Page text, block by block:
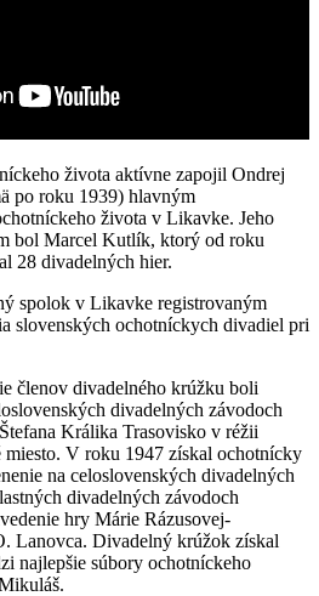
života aktívne zapojil Ondrej
po roku 1939) hlavným
života v Likavke. Jeho
bol Marcel Kutlík, ktorý od roku
28 divadelných hier.
spolok v Likavke registrovaným
slovenských ochotníckych divadiel pri
členov divadelného krúžku boli
divadelných závodoch
Králika Trasovisko v réžii
V roku 1947 získal ochotnícky
na celoslovenských divadelných
divadelných závodoch
hry Márie Rázusovej-
Lanovca. Divadelný krúžok získal
najlepšie súbory ochotníckeho